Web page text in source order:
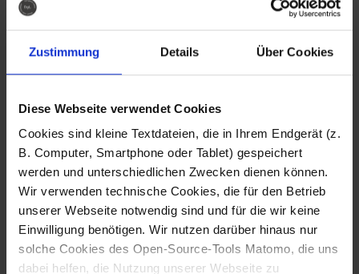
Zustimmung Details Über Cookies
Diese Webseite verwendet Cookies
Cookies sind kleine Textdateien, die in Ihrem Endgerät (z.
B. Computer, Smartphone oder Tablet) gespeichert
werden und unterschiedlichen Zwecken dienen können.
Wir verwenden technische Cookies, die für den Betrieb
unserer Webseite notwendig sind und für die wir keine
Einwilligung benötigen. Wir nutzen darüber hinaus nur
solche Cookies des Open-Source-Tools Matomo, die uns
dabei helfen, die Nutzung unserer Webseite zu
Fotografo: Lorenz
Sternbach
Download
Fotografo: Lorenz
Sternbach
Download